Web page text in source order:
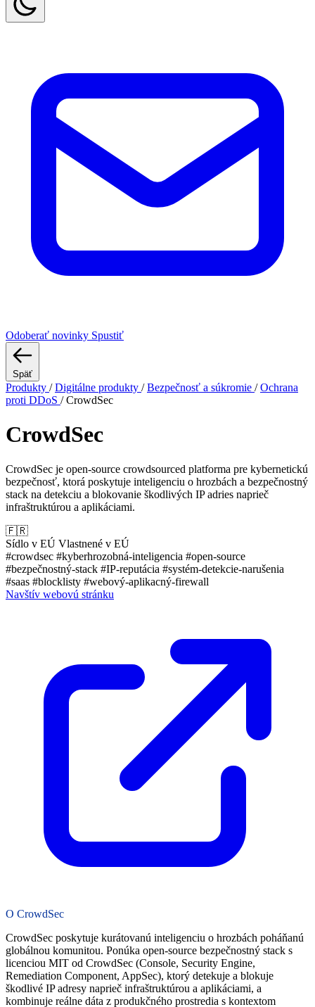
Odoberať novinky Spustiť
Späť
Produkty / Digitálne produkty / Bezpečnosť a súkromie / Ochrana
proti DDoS / CrowdSec
CrowdSec
CrowdSec je open-source crowdsourced platforma pre kybernetickú
bezpečnosť, ktorá poskytuje inteligenciu o hrozbách a bezpečnostný
stack na detekciu a blokovanie škodlivých IP adries naprieč
infraštruktúrou a aplikáciami.
🇫🇷
Sídlo v EÚ Vlastnené v EÚ
#crowdsec #kyberhrozobná-inteligencia #open-source
#bezpečnostný-stack #IP-reputácia #systém-detekcie-narušenia
#saas #blocklisty #webový-aplikacný-firewall
Navštív webovú stránku
O CrowdSec
CrowdSec poskytuje kurátovanú inteligenciu o hrozbách poháňanú
globálnou komunitou. Ponúka open-source bezpečnostný stack s
licenciou MIT od CrowdSec (Console, Security Engine,
Remediation Component, AppSec), ktorý detekuje a blokuje
škodlivé IP adresy naprieč infraštruktúrou a aplikáciami, a
kombinuje reálne dáta z produkčného prostredia s kontextom